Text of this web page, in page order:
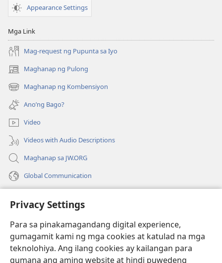
Privacy Settings
Para sa pinakamagandang digital experience,
gumagamit kami ng mga cookies at katulad na mga
teknolohiya. Ang ilang cookies ay kailangan para
gumana ang aming website at hindi puwedeng
Appearance Settings
Mga Link
Mag-request ng Pupunta sa Iyo
Maghanap ng Pulong
(may
bubukas
na
bagong
window)
Maghanap ng Kombensiyon
(may
bubukas
na
bagong
window)
Ano’ng Bago?
Video
Videos with Audio Descriptions
Maghanap sa JW.ORG
Global Communication
(may
na
bagong
window)
Watchtower ONLINE LIBRARY™
(may
bubukas